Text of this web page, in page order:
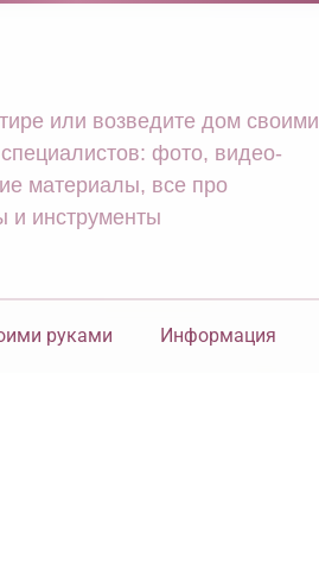
или возведите дом своими
фото, видео-
материалы, все про
и инструменты
руками Информация